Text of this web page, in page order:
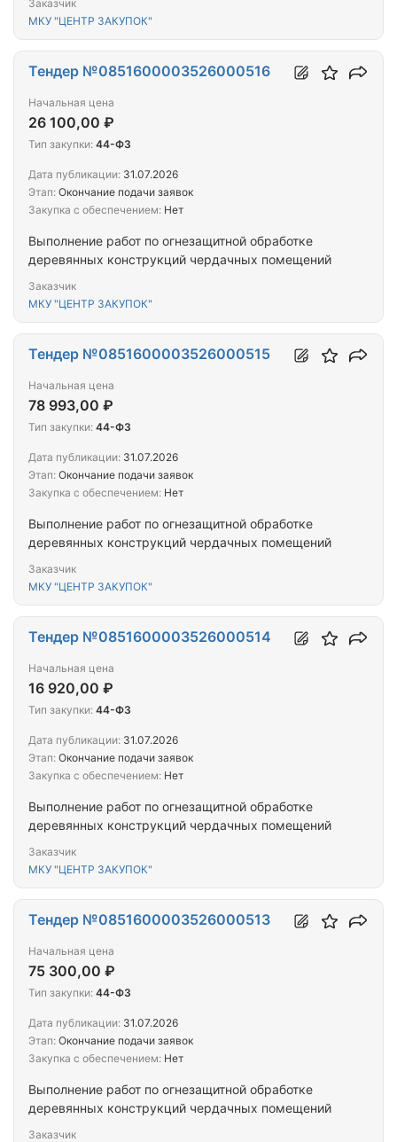
Заказчик
МКУ "ЦЕНТР ЗАКУПОК"
Выполнение работ по огнезащитной обработке
деревянных конструкций чердачных помещений
Заказчик
МКУ "ЦЕНТР ЗАКУПОК"
Тендер №0851600003526000516
Начальная цена
26 100,00 ₽
Тип закупки: 44-ФЗ
Дата публикации: 31.07.2026
Этап: Окончание подачи заявок
Закупка с обеспечением: Нет
Выполнение работ по огнезащитной обработке
деревянных конструкций чердачных помещений
Заказчик
МКУ "ЦЕНТР ЗАКУПОК"
Тендер №0851600003526000515
Начальная цена
78 993,00 ₽
Тип закупки: 44-ФЗ
Дата публикации: 31.07.2026
Этап: Окончание подачи заявок
Закупка с обеспечением: Нет
Выполнение работ по огнезащитной обработке
деревянных конструкций чердачных помещений
Заказчик
МКУ "ЦЕНТР ЗАКУПОК"
Тендер №0851600003526000514
Начальная цена
16 920,00 ₽
Тип закупки: 44-ФЗ
Дата публикации: 31.07.2026
Этап: Окончание подачи заявок
Закупка с обеспечением: Нет
Выполнение работ по огнезащитной обработке
деревянных конструкций чердачных помещений
Заказчик
Тендер №0851600003526000513
Начальная цена
75 300,00 ₽
Тип закупки: 44-ФЗ
Дата публикации: 31.07.2026
Этап: Окончание подачи заявок
Закупка с обеспечением: Нет